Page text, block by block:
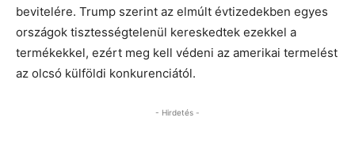
bevitelére. Trump szerint az elmúlt évtizedekben egyes
országok tisztességtelenül kereskedtek ezekkel a
termékekkel, ezért meg kell védeni az amerikai termelést
az olcsó külföldi konkurenciától.
- Hirdetés -